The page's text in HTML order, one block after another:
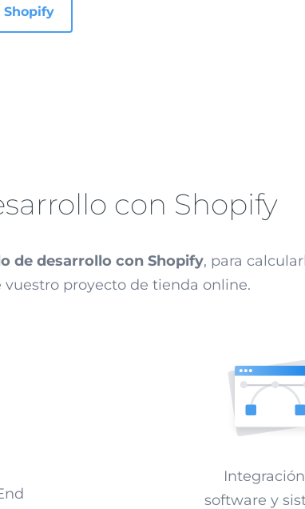
con Shopify
de desarrollo con Shopify, para
proyecto de tienda online.
software y